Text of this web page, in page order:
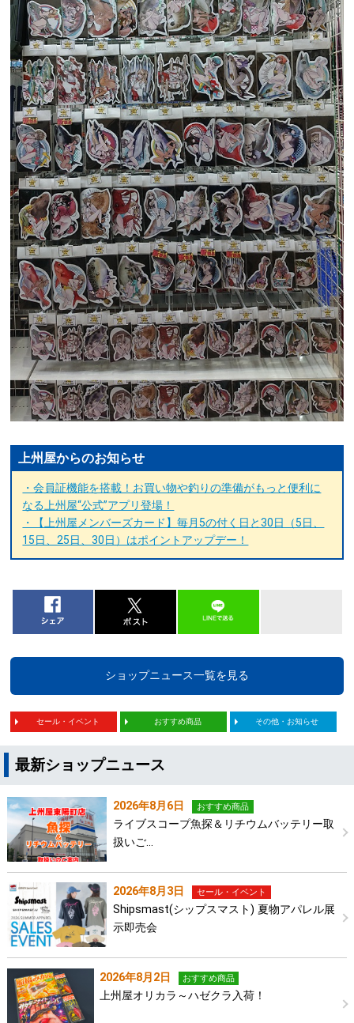
上州屋からのお知らせ
・会員証機能を搭載！お買い物や釣りの準備がもっと便利に
なる上州屋“公式”アプリ登場！
・【上州屋メンバーズカード】毎月5の付く日と30日（5日、
15日、25日、30日）はポイントアップデー！
ショップニュース一覧を見る
セール・イベント おすすめ商品 その他・お知らせ
最新ショップニュース
2026年8月6日 おすすめ商品
ライブスコープ魚探＆リチウムバッテリー取
扱いご…
2026年8月3日 セール・イベント
Shipsmast(シップスマスト) 夏物アパレル展
示即売会
2026年8月2日 おすすめ商品
上州屋オリカラ～ハゼクラ入荷！